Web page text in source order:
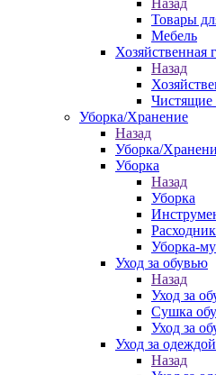
Товары
Мебель
Хозяйственная
Назад
Чистящие
Уборка/Хранение
Назад
Уборка/
Уборка
Назад
Уборка
Уборка-
Уход за обувью
Назад
Уход за
Сушка
Уход за
Уход за
Назад